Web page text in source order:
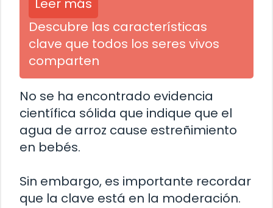
Leer más
Descubre las características
clave que todos los seres vivos
comparten
No se ha encontrado evidencia
científica sólida que indique que el
agua de arroz cause estreñimiento
en bebés.
Sin embargo, es importante recordar
que la clave está en la moderación.